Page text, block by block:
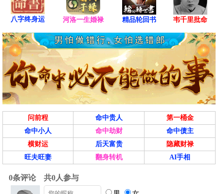
八字终身运 河洛一生婚禄 精品轮回书 韦千里批命
问前程 命中贵人
第一桶金
命中小人
命中劫财
命中债主
横财运
后天富贵
隐藏财禄
旺夫旺妻
翻身转机 AI手相